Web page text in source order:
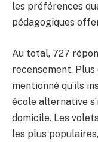
les préférences
pédagogiques
Au total, 727
recensement. Plus
mentionné qu’ils
école alternative
domicile. Les
les plus